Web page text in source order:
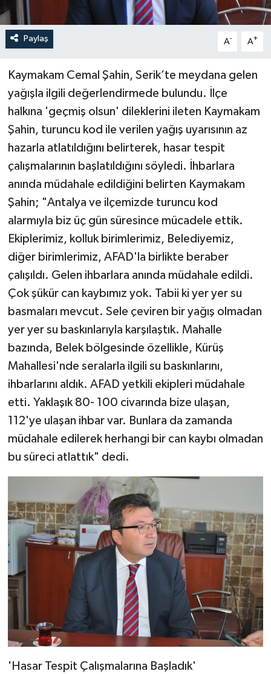
Paylaş A- A+
Kaymakam Cemal Şahin, Serik’te meydana gelen
yağışla ilgili değerlendirmede bulundu. İlçe
halkına 'geçmiş olsun' dileklerini ileten Kaymakam
Şahin, turuncu kod ile verilen yağış uyarısının az
hazarla atlatıldığını belirterek, hasar tespit
çalışmalarının başlatıldığını söyledi. İhbarlara
anında müdahale edildiğini belirten Kaymakam
Şahin; "Antalya ve ilçemizde turuncu kod
alarmıyla biz üç gün süresince mücadele ettik.
Ekiplerimiz, kolluk birimlerimiz, Belediyemiz,
diğer birimlerimiz, AFAD'la birlikte beraber
çalışıldı. Gelen ihbarlara anında müdahale edildi.
Çok şükür can kaybımız yok. Tabii ki yer yer su
basmaları mevcut. Sele çeviren bir yağış olmadan
yer yer su baskınlarıyla karşılaştık. Mahalle
bazında, Belek bölgesinde özellikle, Kürüş
Mahallesi'nde seralarla ilgili su baskınlarını,
ihbarlarını aldık. AFAD yetkili ekipleri müdahale
etti. Yaklaşık 80- 100 civarında bize ulaşan,
112'ye ulaşan ihbar var. Bunlara da zamanda
müdahale edilerek herhangi bir can kaybı olmadan
bu süreci atlattık" dedi.
'Hasar Tespit Çalışmalarına Başladık'